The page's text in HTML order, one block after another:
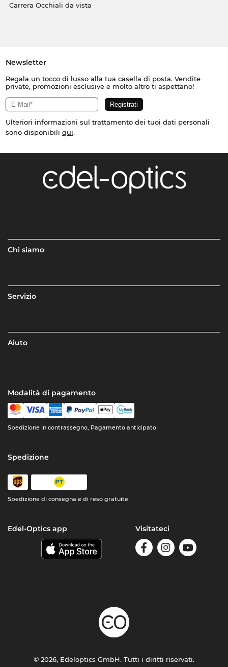
Carrera Occhiali da vista
Newsletter
Regala un tocco di lusso alla tua casella di posta. Vendite
private, promozioni esclusive e molto altro ti aspettano!
Ulteriori informazioni sul trattamento dei tuoi dati personali
sono disponibili qui.
Chi siamo
Servizio
Aiuto
Modalità di pagamento
Spedizione in contrassegno, Pagamento anticipato
Spedizione
Spedizione di consegna e di reso gratuite
Edel-Optics app Visitateci
© 2026, Edeloptics GmbH. Tutti i diritti riservati.